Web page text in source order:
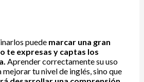
puede marcar una gran
te expresas y captas los
Aprender correctamente su uso
mejorar tu nivel de inglés, sino que